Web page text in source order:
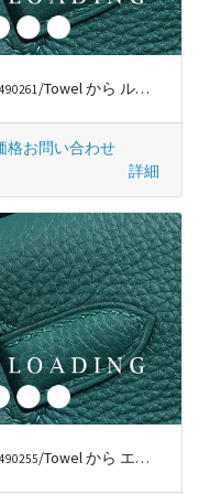
/Towel から ルイヴィトン/LOUIS VUITTON
格お問い合わせ
詳細
/Towel から エルメス/HERMÈS